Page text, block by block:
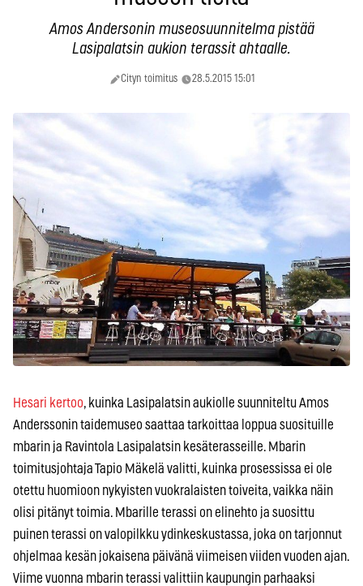
Amos Andersonin museosuunnitelma pistää
Lasipalatsin aukion terassit ahtaalle.
Cityn toimitus 28.5.2015 15:01
Hesari kertoo, kuinka Lasipalatsin aukiolle suunniteltu Amos
Anderssonin taidemuseo saattaa tarkoittaa loppua suosituille
mbarin ja Ravintola Lasipalatsin kesäterasseille. Mbarin
toimitusjohtaja Tapio Mäkelä valitti, kuinka prosessissa ei ole
otettu huomioon nykyisten vuokralaisten toiveita, vaikka näin
olisi pitänyt toimia. Mbarille terassi on elinehto ja suosittu
puinen terassi on valopilkku ydinkeskustassa, joka on tarjonnut
ohjelmaa kesän jokaisena päivänä viimeisen viiden vuoden ajan.
Viime vuonna mbarin terassi valittiin kaupungin parhaaksi